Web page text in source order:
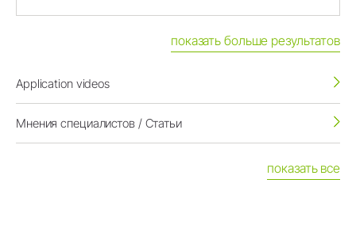
показать больше результатов
Application videos
Мнения специалистов / Статьи
показать все